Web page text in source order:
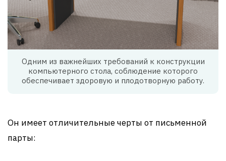
Одним из важнейших требований к конструкции
компьютерного стола, соблюдение которого
обеспечивает здоровую и плодотворную работу.
Он имеет отличительные черты от письменной
парты: